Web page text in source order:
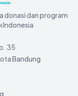
donasi dan program
35
Bandung